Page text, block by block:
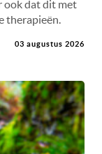
ook dat dit met
therapieën.
03 augustus 2026